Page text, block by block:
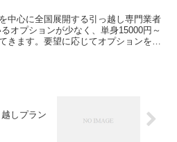
中心に全国展開する引っ越し専門業者
オプションが少なく、単身15000円～
きます。要望に応じてオプションをつ
しプラン